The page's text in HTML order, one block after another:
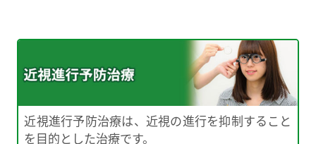
近視進行予防治療は、近視の進行を抑制すること
を目的とした治療です。